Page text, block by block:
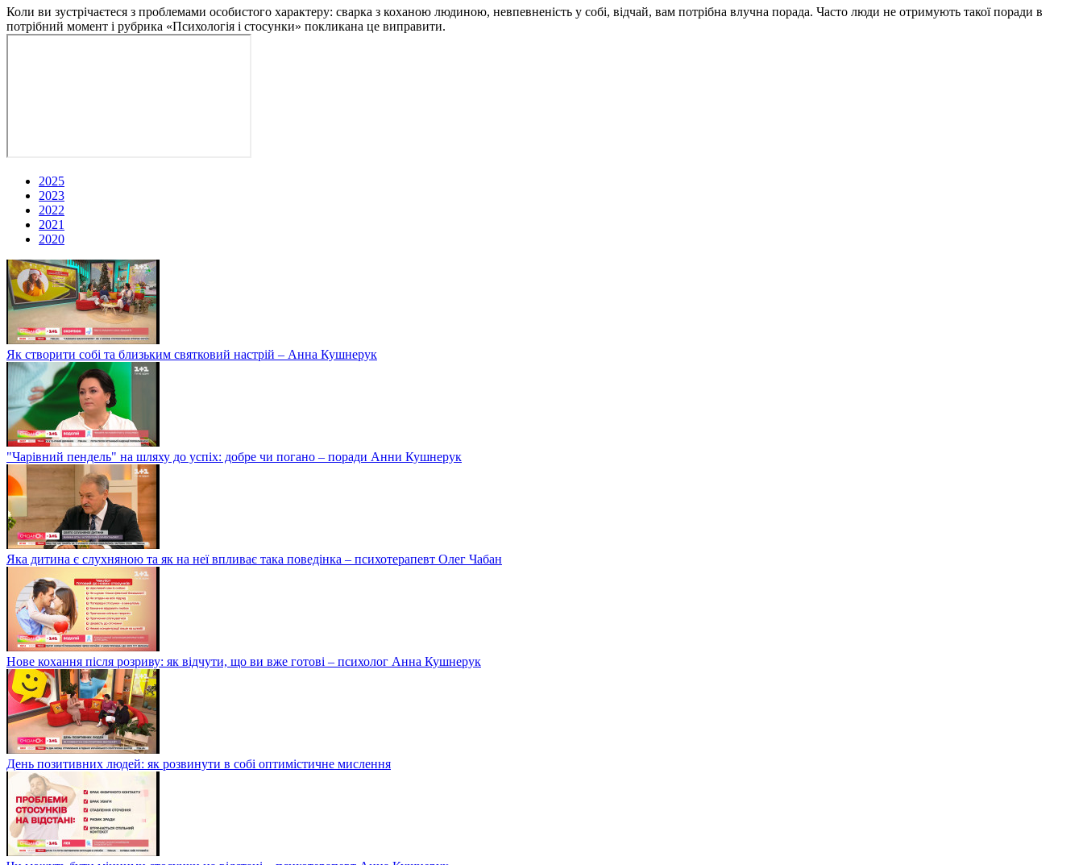
Коли ви зустрічаєтеся з проблемами особистого характеру: сварка з коханою людиною, невпевненість у собі, відчай, вам потрібна влучна порада. Часто люди не отримують такої поради в
потрібний момент і рубрика «Психологія і стосунки» покликана це виправити.
2025
2023
2022
2021
2020
Як створити собі та близьким святковий настрій – Анна Кушнерук
"Чарівний пендель" на шляху до успіх: добре чи погано – поради Анни Кушнерук
Яка дитина є слухняною та як на неї впливає така поведінка – психотерапевт Олег Чабан
Нове кохання після розриву: як відчути, що ви вже готові – психолог Анна Кушнерук
День позитивних людей: як розвинути в собі оптимістичне мислення